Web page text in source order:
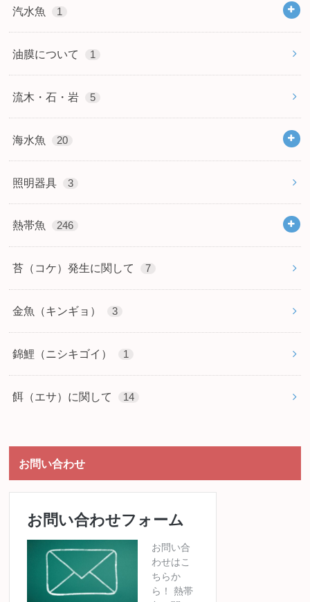
汽水魚 1
油膜について 1
流木・石・岩 5
海水魚 20
照明器具 3
熱帯魚 246
苔（コケ）発生に関して 7
金魚（キンギョ） 3
錦鯉（ニシキゴイ） 1
餌（エサ）に関して 14
お問い合わせ